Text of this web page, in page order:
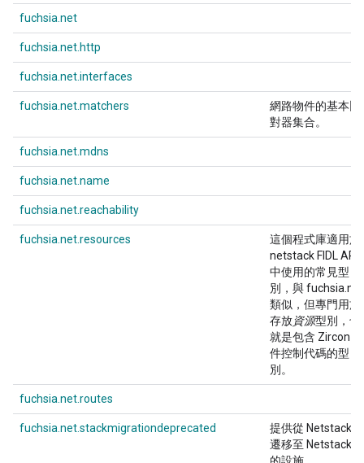
fuchsia.net
fuchsia.net.http
fuchsia.net.interfaces
fuchsia.net.matchers
網路物件的基本比
對器集合。
fuchsia.net.mdns
fuchsia.net.name
fuchsia.net.reachability
fuchsia.net.resources
這個程式庫適用於
netstack FIDL API
中使用的常見型
別，與 fuchsia.net
類似，但專門用於
存放資源型別，也
就是包含 Zircon 物
件控制代碼的型
別。
fuchsia.net.routes
fuchsia.net.stackmigrationdeprecated
提供從 Netstack2
遷移至 Netstack3